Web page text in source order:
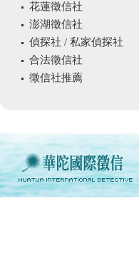
花蓮徵信社
澎湖徵信社
偵探社 / 私家偵探社
合法徵信社
徵信社推薦